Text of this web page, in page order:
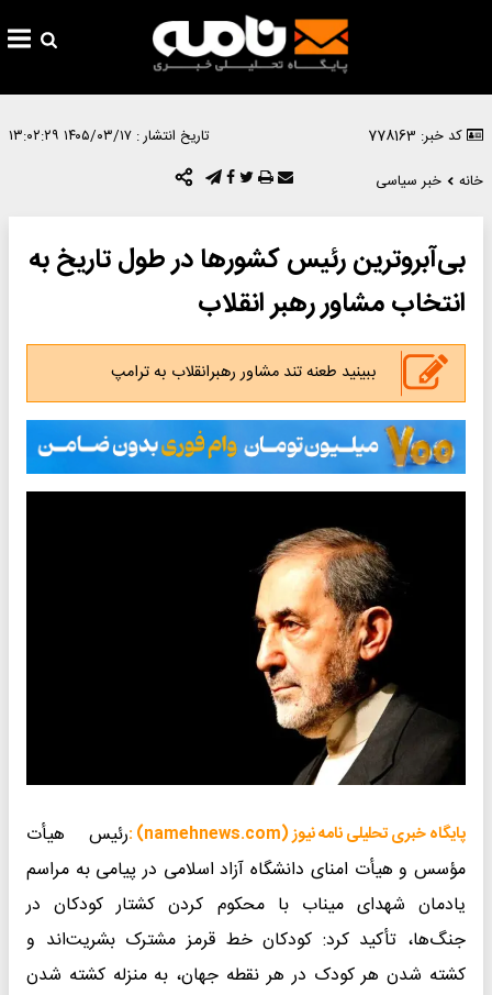
کد خبر: 778163 تاریخ انتشار : ۱۴۰۵/۰۳/۱۷ ۱۳:۰۲:۲۹
خانه
خبر سیاسی
بی‌آبروترین رئیس کشورها در طول تاریخ به
انتخاب مشاور رهبر انقلاب
ببینید طعنه تند مشاور رهبرانقلاب به ترامپ
پایگاه خبری تحلیلی نامه نیوز (namehnews.com) :
رئیس هیأت
مؤسس و هیأت امنای دانشگاه آزاد اسلامی در پیامی به مراسم
یادمان شهدای میناب با محکوم کردن کشتار کودکان در
جنگ‌ها، تأکید کرد: کودکان خط قرمز مشترک بشریت‌اند و
کشته شدن هر کودک در هر نقطه جهان، به منزله کشته شدن